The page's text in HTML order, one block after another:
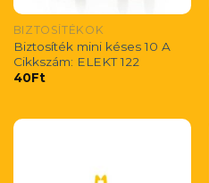
BIZTOSÍTÉKOK
Biztosíték mini késes 10 A
Cikkszám: ELEKT 122
40Ft